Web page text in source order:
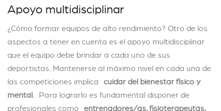
Apoyo multidisciplinar
¿Cómo formar equipos de alto rendimiento? Otro de los
aspectos a tener en cuenta es el apoyo multidisciplinar
que el equipo debe brindar a cada uno de sus
deportistas. Mantenerse al máximo nivel en cada una de
las competiciones implica cuidar del bienestar físico y
mental. Para lograrlo es fundamental disponer de
profesionales como entrenadores/as, fisioterapeutas,